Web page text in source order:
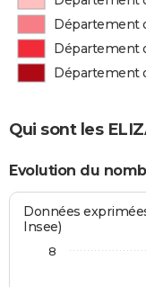
Département
Département
Département
Qui sont les
Evolution du
Données
Insee)
8